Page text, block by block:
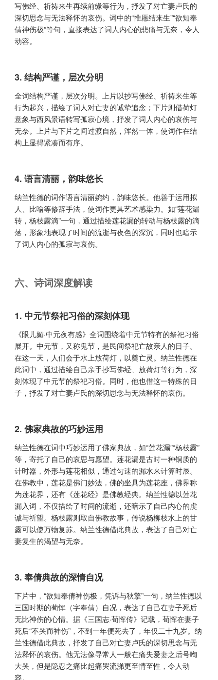
写佛经、祈祷来生再续前缘等行为，抒发了对亡妻卢氏的
深切思念与无法释怀的哀伤。词中的“惟愿结来生”“欲知奉
倩神伤极”等句，直接表达了词人内心的悲痛与无奈，令人
动容。
3. 结构严谨，层次分明
全词结构严谨，层次分明。上片以抄写佛经、祈祷来生等
行为起兴，描绘了词人对亡妻的诚挚追念；下片则借荷灯
意象与西风景语转写孤寂心境，抒发了词人内心的哀伤与
无奈。上片与下片之间过渡自然，浑然一体，使词作在结
构上显得紧凑而有序。
4. 语言清丽，韵味悠长
纳兰性德的词作语言清丽婉约，韵味悠长。他善于运用拟
人、比喻等修辞手法，使词作更具艺术感染力。如“莲花漏
转，杨枝露滴”一句，通过描绘莲花漏的转动与杨枝露的滴
落，形象地表现了时间的流逝与夜色的深沉，同时也暗示
了词人内心的孤寂与哀伤。
六、诗词深度解读
1. 中元节祭祀习俗的深刻体现
《眼儿媚·中元夜有感》全词围绕着中元节特有的祭祀习俗
展开。中元节，又称鬼节，是民间祭祀亡故亲人的日子。
在这一天，人们会于水上放荷灯，以奠亡灵。纳兰性德在
此词中，通过描绘自己亲手抄写佛经、放荷灯等行为，深
刻体现了中元节的祭祀习俗。同时，他也借这一特殊的日
子，抒发了对亡妻卢氏的深切思念与无法释怀的哀伤。
2. 佛家典故的巧妙运用
纳兰性德在词中巧妙运用了佛家典故，如“莲花漏”“杨枝露”
等，寄托了自己的哀思与愿望。莲花漏是古时一种铜质的
计时器，外形与莲花相似，通过匀速的漏水来计算时辰。
在佛教中，莲花是佛门妙法，佛的坐具为莲花座，佛界称
为莲花界，还有《莲花经》是佛教经典。纳兰性德以莲花
漏入词，不仅描绘了时间的流逝，还暗示了自己内心的虔
诚与祈望。杨枝露则取自佛教故事，传说杨柳枝水上的甘
露可以使万物复苏。纳兰性德借此典故，表达了自己对亡
妻复生的渴望与无奈。
3. 奉倩典故的深情自况
下片中，“欲知奉倩神伤极，凭诉与秋擎”一句，纳兰性德以
三国时期的荀恽（字奉倩）自况，表达了自己在妻子死后
无比神伤的心情。据《三国志·荀恽传》记载，荀恽在妻子
死后“不哭而神伤”，不到一年便死去了，年仅二十九岁。纳
兰性德借此典故，抒发了自己对亡妻卢氏的深切思念与无
法释怀的哀伤。他无法像寻常人一般在痛失爱妻之后号啕
大哭，但是隐忍之痛比起痛哭流涕更至情至性，令人动
容。